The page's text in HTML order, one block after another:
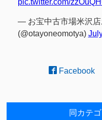
pic.twitter.com/
— お宝中古市場米沢
(@otayoneomotya)
Facebook
同カテ